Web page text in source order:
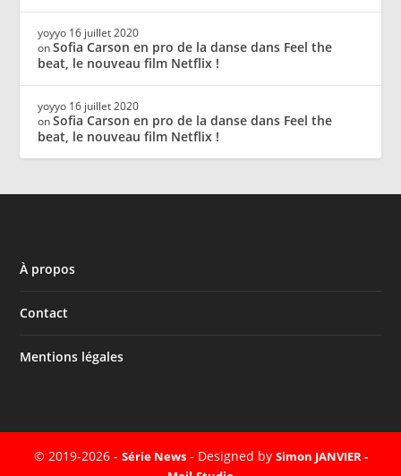
yoyyo 16 juillet 2020
onSofia Carson en pro de la danse dans Feel the
beat, le nouveau film Netflix !
yoyyo 16 juillet 2020
onSofia Carson en pro de la danse dans Feel the
beat, le nouveau film Netflix !
À propos
Contact
Mentions légales
© 2019-2026 - Série News- Designed by Simon JANVIER -